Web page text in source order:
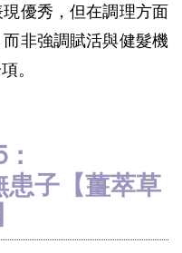
優秀，但在調理方面
非強調賦活與健髮機
。
患子【薑萃草